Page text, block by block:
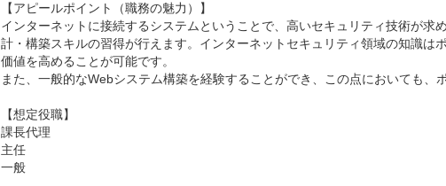
【アピールポイント（職務の魅力）】
インターネットに接続するシステムということで、高いセキュリティ技術が求
計・構築スキルの習得が行えます。インターネットセキュリティ領域の知識は
価値を高めることが可能です。
また、一般的なWebシステム構築を経験することができ、この点においても
【想定役職】
課長代理
主任
一般